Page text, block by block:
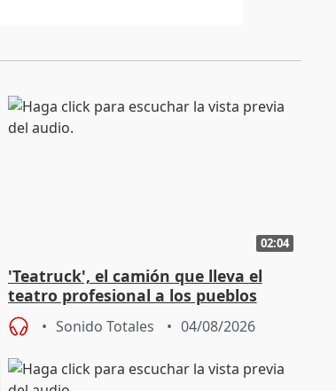
02:04
'Teatruck', el camión que lleva el
teatro profesional a los pueblos
extremeños
Sonido Totales 04/08/2026